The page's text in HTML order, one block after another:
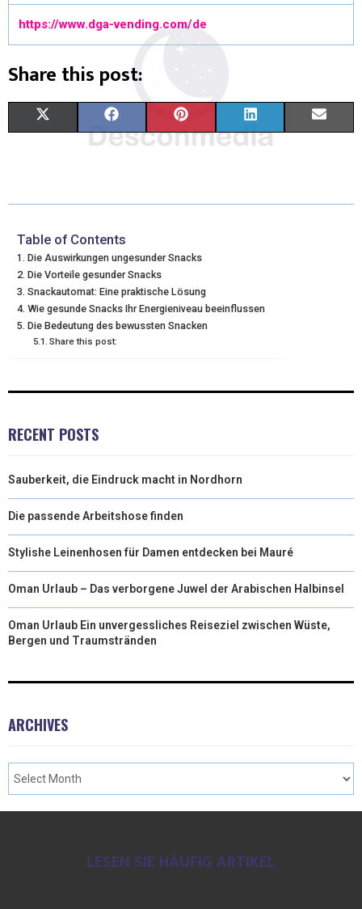
https://www.dga-vending.com/de
Share this post:
W
T
T
E
A
E
O
O
K
I
T
R
E
S
I
K I
Table of Contents
Die Auswirkungen ungesunder Snacks
Die Vorteile gesunder Snacks
Snackautomat: Eine praktische Lösung
Wie gesunde Snacks Ihr Energieniveau beeinflussen
Die Bedeutung des bewussten Snacken
Share this post:
RECENT POSTS
Sauberkeit, die Eindruck macht in Nordhorn
Die passende Arbeitshose finden
Stylishe Leinenhosen für Damen entdecken bei Mauré
Oman Urlaub – Das verborgene Juwel der Arabischen Halbinsel
Oman Urlaub Ein unvergessliches Reiseziel zwischen Wüste,
Bergen und Traumstränden
ARCHIVES
LESEN SIE HÄUFIG ARTIKEL